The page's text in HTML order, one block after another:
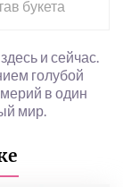
букета
и сейчас.
голубой
в один
мир.